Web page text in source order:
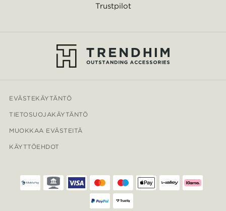
Trustpilot
EVÄSTEKÄYTÄNTÖ
TIETOSUOJAKÄYTÄNTÖ
MUOKKAA EVÄSTEITÄ
KÄYTTÖEHDOT